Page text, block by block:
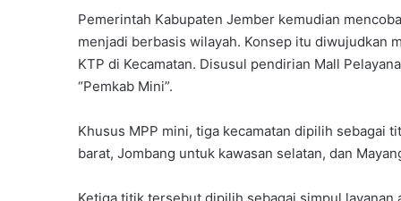
Pemerintah Kabupaten Jember kemudian
menjadi berbasis wilayah. Konsep itu diwujudkan
KTP di Kecamatan. Disusul pendirian Mall
“Pemkab Mini”.
Khusus MPP mini, tiga kecamatan dipilih sebagai
barat, Jombang untuk kawasan selatan, dan